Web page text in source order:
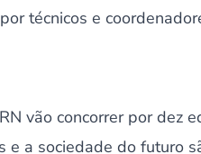
técnicos e
vão concorrer por dez
e a sociedade do futuro